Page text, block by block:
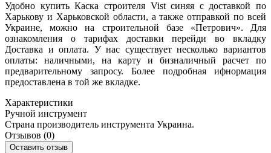
Удобно купить Каска строителя Vist синяя с доставкой по
Харькову и Харьковской области, а также отправкой по всей
Украине, можно на строительной базе «Петрович». Для
ознакомления о тарифах доставки перейди во вкладку
Доставка и оплата. У нас существует несколько вариантов
оплаты: наличными, на карту и бизналичный расчет по
предварительному запросу. Более подробная ифнормация
предоставлена в той же вкладке.
Характеристики
Ручной инструмент
Страна производитель инструмента Украина.
Отзывов (0)
Оставить отзыв